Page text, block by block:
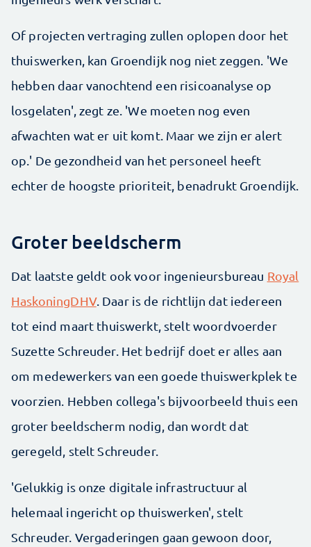
Of projecten vertraging zullen oplopen door het
thuiswerken, kan Groendijk nog niet zeggen. 'We
hebben daar vanochtend een risicoanalyse op
losgelaten', zegt ze. 'We moeten nog even
afwachten wat er uit komt. Maar we zijn er alert
op.' De gezondheid van het personeel heeft
echter de hoogste prioriteit, benadrukt Groendijk.
Groter beeldscherm
Dat laatste geldt ook voor ingenieursbureau Royal
HaskoningDHV. Daar is de richtlijn dat iedereen
tot eind maart thuiswerkt, stelt woordvoerder
Suzette Schreuder. Het bedrijf doet er alles aan
om medewerkers van een goede thuiswerkplek te
voorzien. Hebben collega's bijvoorbeeld thuis een
groter beeldscherm nodig, dan wordt dat
geregeld, stelt Schreuder.
'Gelukkig is onze digitale infrastructuur al
helemaal ingericht op thuiswerken', stelt
Schreuder. Vergaderingen gaan gewoon door,